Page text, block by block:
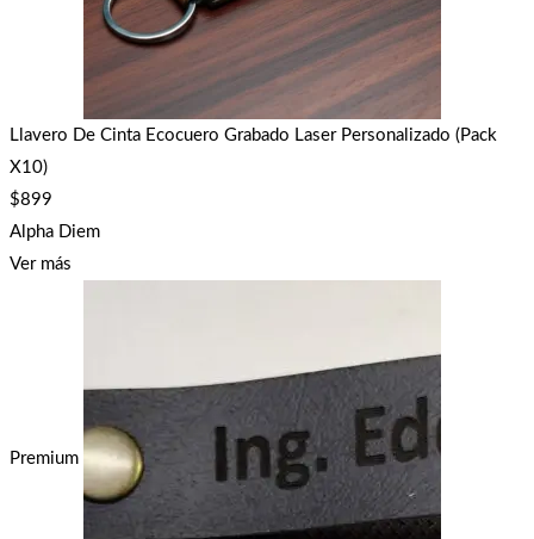
Llavero De Cinta Ecocuero Grabado Laser Personalizado (Pack
X10)
$899
Alpha Diem
Ver más
Premium